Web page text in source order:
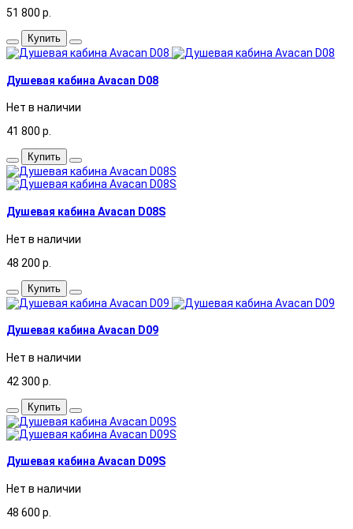
51 800 р.
Купить
Душевая кабина Avacan D08
Нет в наличии
41 800 р.
Купить
Душевая кабина Avacan D08S
Нет в наличии
48 200 р.
Купить
Душевая кабина Avacan D09
Нет в наличии
42 300 р.
Купить
Душевая кабина Avacan D09S
Нет в наличии
48 600 р.